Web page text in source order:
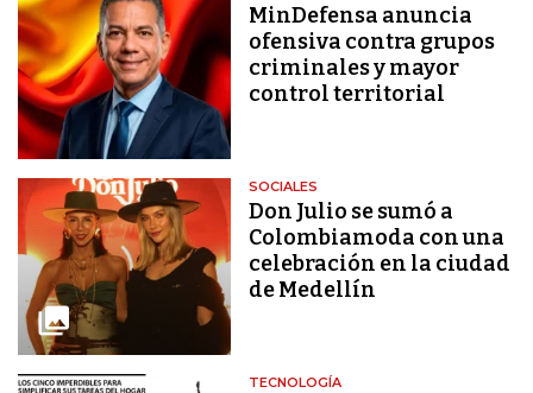
MinDefensa anuncia
ofensiva contra grupos
criminales y mayor
control territorial
SOCIALES
Don Julio se sumó a
Colombiamoda con una
celebración en la ciudad
de Medellín
TECNOLOGÍA